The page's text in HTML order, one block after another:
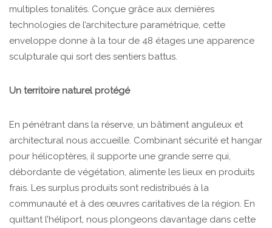
multiples tonalités. Conçue grâce aux dernières
technologies de l’architecture paramétrique, cette
enveloppe donne à la tour de 48 étages une apparence
sculpturale qui sort des sentiers battus.
Un territoire naturel protégé
En pénétrant dans la réserve, un bâtiment anguleux et
architectural nous accueille. Combinant sécurité et hangar
pour hélicoptères, il supporte une grande serre qui,
débordante de végétation, alimente les lieux en produits
frais. Les surplus produits sont redistribués à la
communauté et à des œuvres caritatives de la région. En
quittant l’héliport, nous plongeons davantage dans cette